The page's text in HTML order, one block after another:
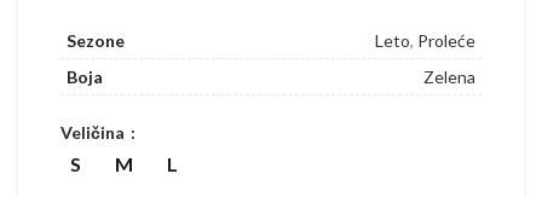
Sezone Leto, Proleće
Boja
Zelena
Veličina
S M L